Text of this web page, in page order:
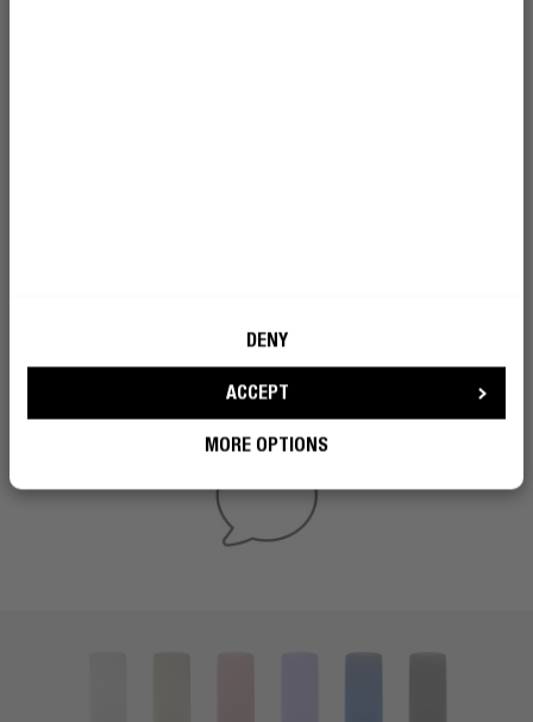
DENY
ACCEPT
MORE OPTIONS
comandos de voz para controlar tu música y tus